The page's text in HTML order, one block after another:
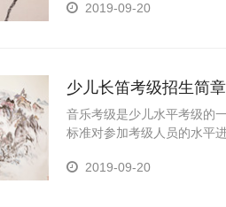
陶冶情操、树立自信，增强
2019-09-20
少儿长笛考级招生简章
音乐考级是少儿水平考级的
标准对参加考级人员的水平
陶冶情操、树立自信，增强
2019-09-20